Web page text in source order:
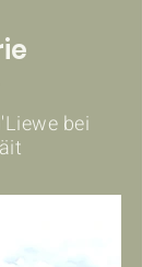
bei